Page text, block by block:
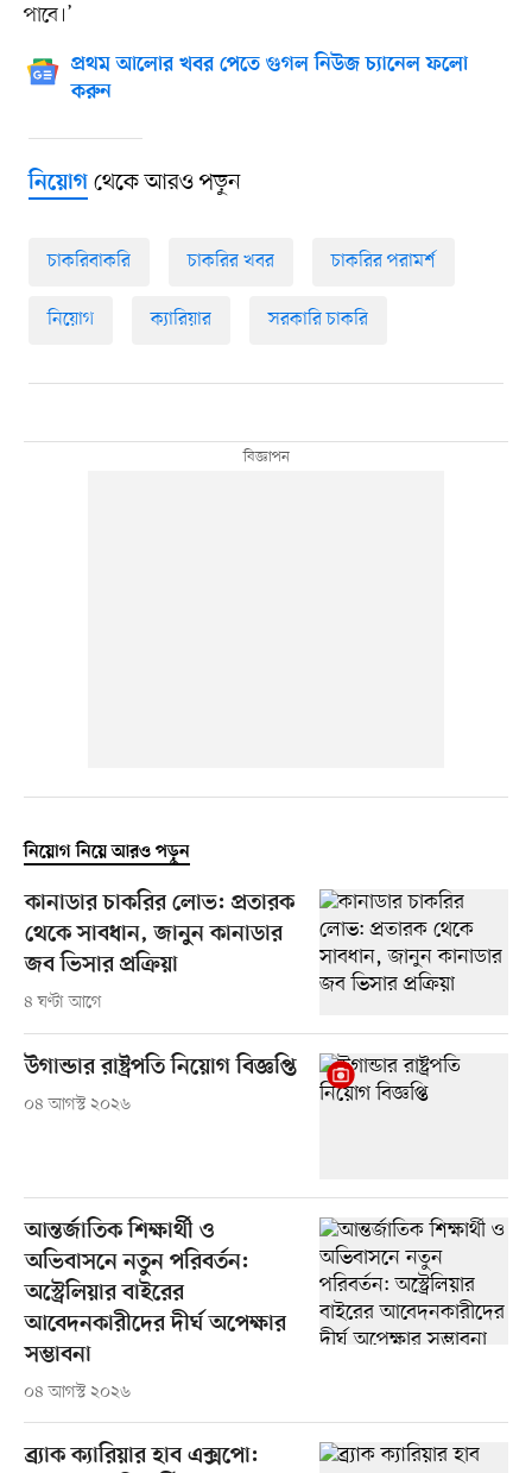
পাবে।’
প্রথম আলোর খবর পেতে গুগল নিউজ চ্যানেল ফলো
করুন
নিয়োগথেকে আরও পড়ুন
চাকরিবাকরি চাকরির খবর চাকরির পরামর্শ
নিয়োগ ক্যারিয়ার সরকারি চাকরি
নিয়োগ নিয়ে আরও পড়ুন
কানাডার চাকরির লোভ: প্রতারক
থেকে সাবধান, জানুন কানাডার
জব ভিসার প্রক্রিয়া
৪ ঘণ্টা আগে
উগান্ডার রাষ্ট্রপতি নিয়োগ বিজ্ঞপ্তি
০৪ আগস্ট ২০২৬
আন্তর্জাতিক শিক্ষার্থী ও
অভিবাসনে নতুন পরিবর্তন:
অস্ট্রেলিয়ার বাইরের
আবেদনকারীদের দীর্ঘ অপেক্ষার
সম্ভাবনা
০৪ আগস্ট ২০২৬
ব্র্যাক ক্যারিয়ার হাব এক্সপো: